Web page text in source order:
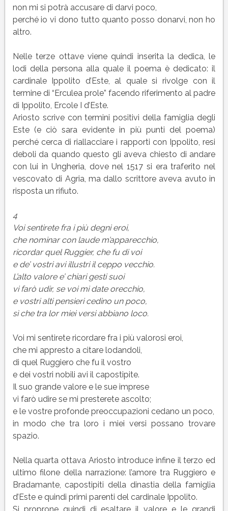
non mi si potrà accusare di darvi poco,
perché io vi dono tutto quanto posso donarvi, non ho
altro.
Nelle terze ottave viene quindi inserita la dedica, le
lodi della persona alla quale il poema è dedicato: il
cardinale Ippolito d’Este, al quale si rivolge con il
termine di “Erculea prole” facendo riferimento al padre
di Ippolito, Ercole I d’Este.
Ariosto scrive con termini positivi della famiglia degli
Este (e ciò sara evidente in più punti del poema)
perché cerca di riallacciare i rapporti con Ippolito, resi
deboli da quando questo gli aveva chiesto di andare
con lui in Ungheria, dove nel 1517 si era traferito nel
vescovato di Agria, ma dallo scrittore aveva avuto in
risposta un rifiuto.
4
Voi sentirete fra i più degni eroi,
che nominar con laude m’apparecchio,
ricordar quel Ruggier, che fu di voi
e de’ vostri avi illustri il ceppo vecchio.
L’alto valore e’ chiari gesti suoi
vi farò udir, se voi mi date orecchio,
e vostri alti pensieri cedino un poco,
sì che tra lor miei versi abbiano loco.
Voi mi sentirete ricordare fra i più valorosi eroi,
che mi appresto a citare lodandoli,
di quel Ruggiero che fu il vostro
e dei vostri nobili avi il capostipite.
Il suo grande valore e le sue imprese
vi farò udire se mi presterete ascolto;
e le vostre profonde preoccupazioni cedano un poco,
in modo che tra loro i miei versi possano trovare
spazio.
Nella quarta ottava Ariosto introduce infine il terzo ed
ultimo filone della narrazione: l’amore tra Ruggiero e
Bradamante, capostipiti della dinastia della famiglia
d’Este e quindi primi parenti del cardinale Ippolito.